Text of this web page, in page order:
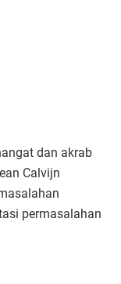
dan akrab
Calvijn
permasalahan